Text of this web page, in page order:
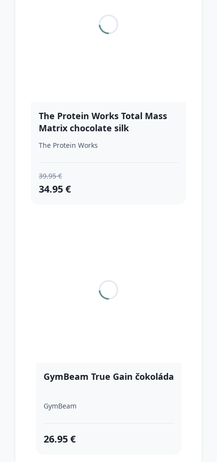
The Protein Works Total Mass
Matrix chocolate silk
The Protein Works
39.95 €
34.95 €
GymBeam True Gain čokoláda
GymBeam
26.95 €